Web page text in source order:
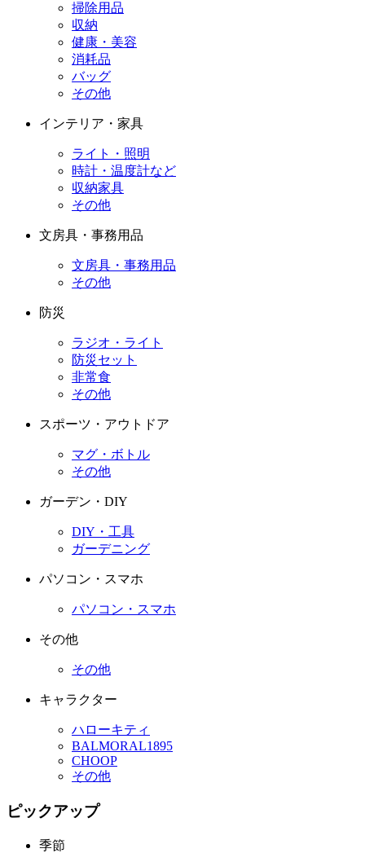
掃除用品
収納
健康・美容
消耗品
バッグ
その他
インテリア・家具
ライト・照明
時計・温度計など
収納家具
その他
文房具・事務用品
文房具・事務用品
その他
防災
ラジオ・ライト
防災セット
非常食
その他
スポーツ・アウトドア
マグ・ボトル
その他
ガーデン・DIY
DIY・工具
ガーデニング
パソコン・スマホ
パソコン・スマホ
その他
その他
キャラクター
ハローキティ
BALMORAL1895
CHOOP
その他
ピックアップ
季節